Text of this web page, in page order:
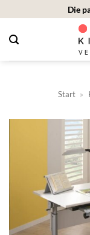
springen
Die
Start »